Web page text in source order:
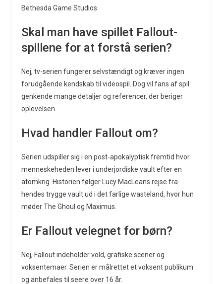
Bethesda Game Studios.
Skal man have spillet Fallout-
spillene for at forstå serien?
Nej, tv-serien fungerer selvstændigt og kræver ingen
forudgående kendskab til videospil. Dog vil fans af spil
genkende mange detaljer og referencer, der beriger
oplevelsen.
Hvad handler Fallout om?
Serien udspiller sig i en post-apokalyptisk fremtid hvor
menneskeheden lever i underjordiske vault efter en
atomkrig. Historien følger Lucy MacLeans rejse fra
hendes trygge vault ud i det farlige wasteland, hvor hun
møder The Ghoul og Maximus.
Er Fallout velegnet for børn?
Nej, Fallout indeholder vold, grafiske scener og
voksentemaer. Serien er målrettet et voksent publikum
og anbefales til seere over 16 år.